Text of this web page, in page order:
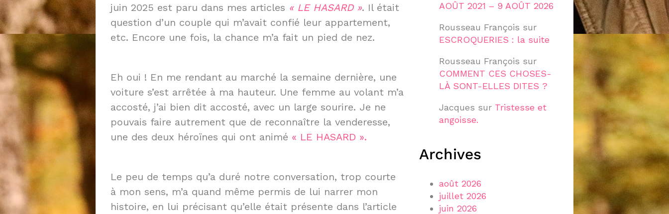
juin 2025 est paru dans mes articles « LE HASARD ». Il était
question d’un couple qui m’avait confié leur appartement,
etc. Encore une fois, la chance m’a fait un pied de nez.
Eh oui ! En me rendant au marché la semaine dernière, une
voiture s’est arrêtée à ma hauteur. Une femme au volant m’a
accosté, j’ai bien dit accosté, avec un large sourire. Je ne
pouvais faire autrement que de reconnaître la venderesse,
une des deux héroïnes qui ont animé « LE HASARD ».
Le peu de temps qu’a duré notre conversation, trop courte
à mon sens, m’a quand même permis de lui narrer mon
histoire, en lui précisant qu’elle était présente dans l’article
AOÛT 2021 – 9 AOÛT 2026
Rousseau François sur
ESCROQUERIES : la suite
Rousseau François sur
COMMENT CES CHOSES-
LÀ SONT-ELLES DITES ?
Jacques sur Tristesse et
angoisse.
Archives
août 2026
juillet 2026
juin 2026